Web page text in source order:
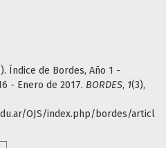
Índice de Bordes, Año 1 -
- Enero de 2017. BORDES, 1(3),
OJS/index.php/bordes/articl